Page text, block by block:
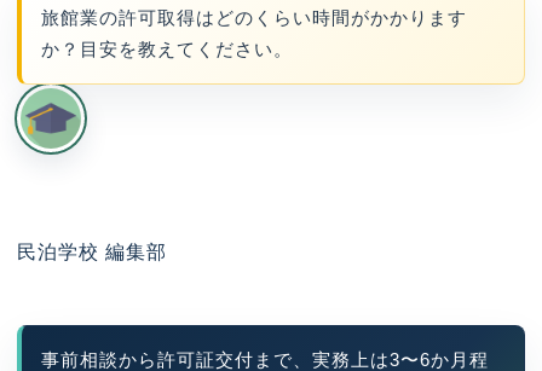
旅館業の許可取得はどのくらい時間がかかります
か？目安を教えてください。
民泊学校 編集部
事前相談から許可証交付まで、実務上は3〜6か月程